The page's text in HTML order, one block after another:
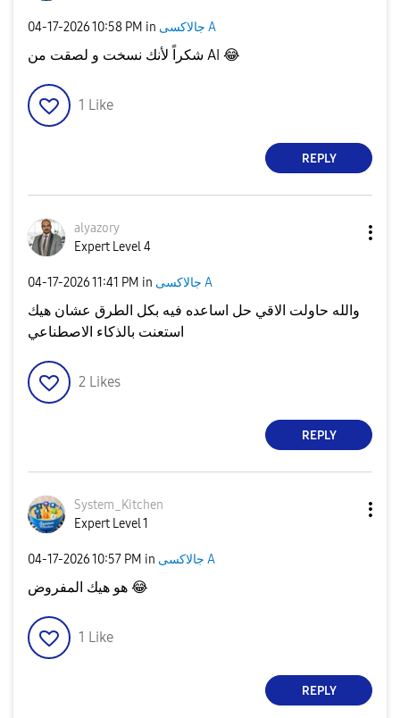
‎04-17-202610:58 PM in جالاكسى A
شكراً لأنك نسخت و لصقت من AI 😂
1 Like
REPLY
alyazory
Expert Level 4
‎04-17-202611:41 PM in جالاكسى A
والله حاولت الاقي حل اساعده فيه بكل الطرق عشان هيك
استعنت بالذكاء الاصطناعي
2 Likes
REPLY
System_Kitchen
Expert Level 1
‎04-17-202610:57 PM in جالاكسى A
😂
1 Like
REPLY